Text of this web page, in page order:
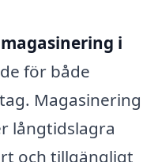
magasinering i
för både
Magasinering
långtidslagra
och tillgängligt